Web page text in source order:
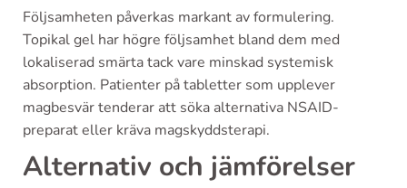
Följsamheten påverkas markant av formulering.
Topikal gel har högre följsamhet bland dem med
lokaliserad smärta tack vare minskad systemisk
absorption. Patienter på tabletter som upplever
magbesvär tenderar att söka alternativa NSAID-
preparat eller kräva magskyddsterapi.
Alternativ och jämförelser